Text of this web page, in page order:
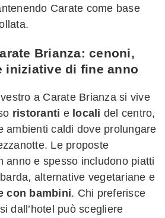
Carate come base
Brianza: cenoni,
iniziative di fine anno
a Carate Brianza si vive
ristoranti e locali del centro,
ambienti caldi dove prolungare
Le proposte
anno e spesso includono piatti
alternative vegetariane e
con bambini. Chi preferisce
dall’hotel può scegliere